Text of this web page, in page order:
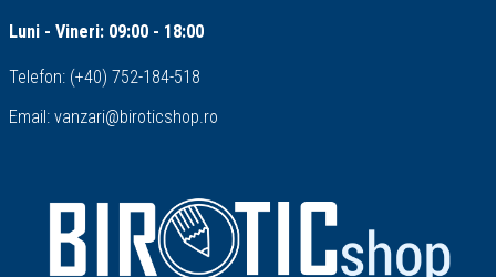
Luni - Vineri: 09:00 - 18:00
Telefon: (+40) 752-184-518
Email: vanzari@biroticshop.ro